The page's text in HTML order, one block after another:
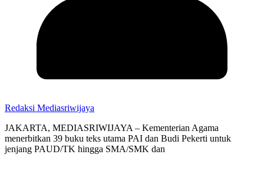
Redaksi Mediasriwijaya
JAKARTA, MEDIASRIWIJAYA – Kementerian Agama
menerbitkan 39 buku teks utama PAI dan Budi Pekerti untuk
jenjang PAUD/TK hingga SMA/SMK dan